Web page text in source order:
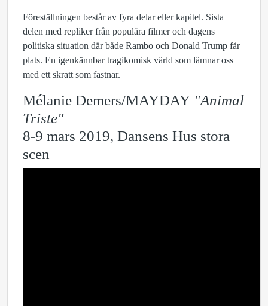
Föreställningen består av fyra delar eller kapitel. Sista
delen med repliker från populära filmer och dagens
politiska situation där både Rambo och Donald Trump får
plats. En igenkännbar tragikomisk värld som lämnar oss
med ett skratt som fastnar.
Mélanie Demers/MAYDAY "Animal
Triste"
8-9 mars 2019, Dansens Hus stora
scen